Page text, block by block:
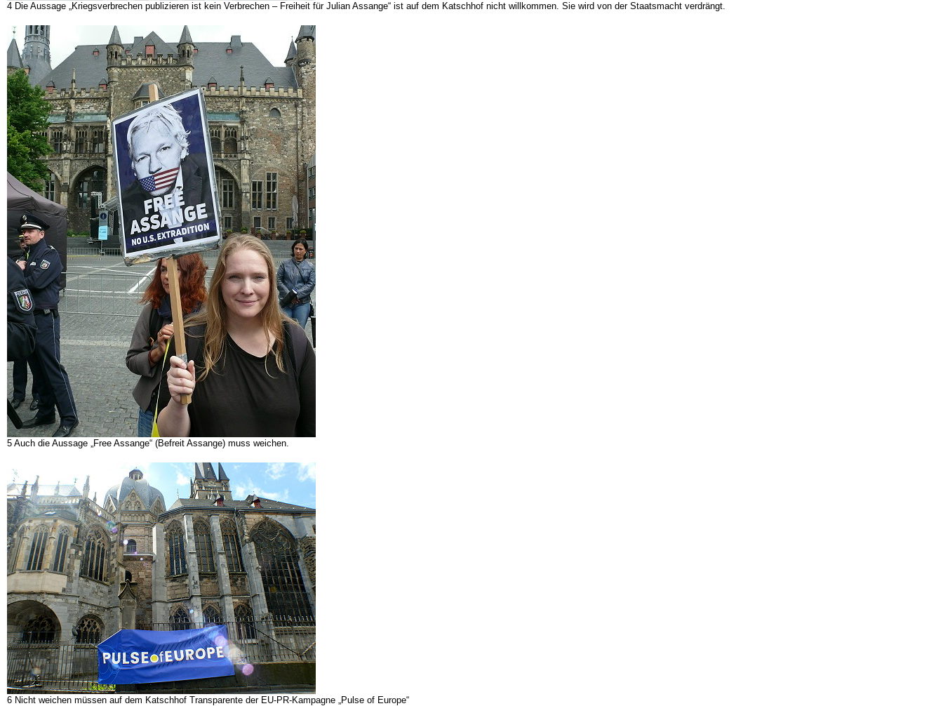
4 Die Aussage „Kriegsverbrechen publizieren ist kein Verbrechen – Freiheit für Julian Assange“ ist auf dem Katschhof nicht willkommen. Sie wird von der Staatsmacht verdrängt.
5 Auch die Aussage „Free Assange“ (Befreit Assange) muss weichen.
6 Nicht weichen müssen auf dem Katschhof Transparente der EU-PR-Kampagne „Pulse of Europe“